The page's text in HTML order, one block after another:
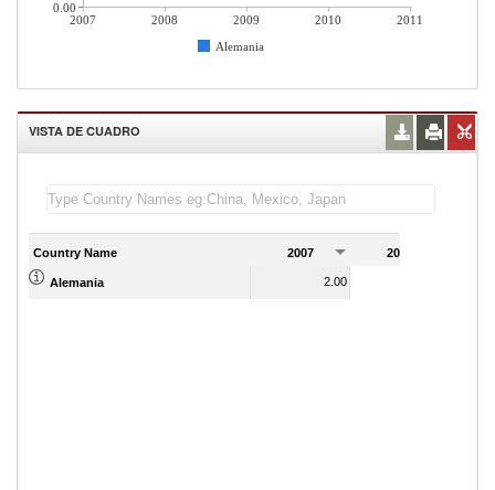
2007 2008 2009 2010
2011
Alemania
0.00
VISTA DE CUADRO
Country Name 2007 2008
Alemania 2.00